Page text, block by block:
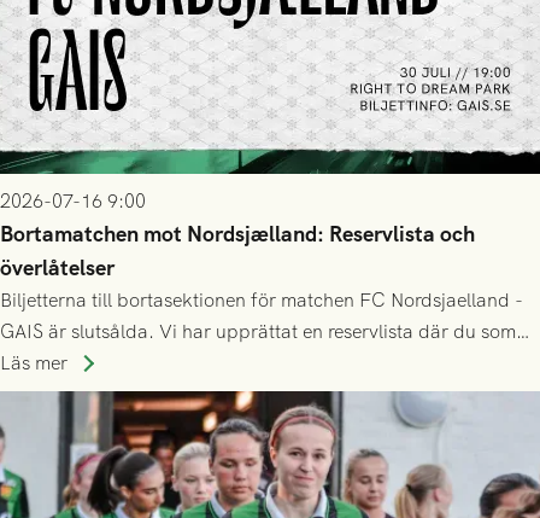
2026-07-16 9:00
Bortamatchen mot Nordsjælland: Reservlista och
överlåtelser
Biljetterna till bortasektionen för matchen FC Nordsjaelland -
GAIS är slutsålda. Vi har upprättat en reservlista där du som
ännu inte har någon biljett kan anmäla ditt intresse. Du kan
inte själv överlåta din biljett till någon annan.
Läs mer